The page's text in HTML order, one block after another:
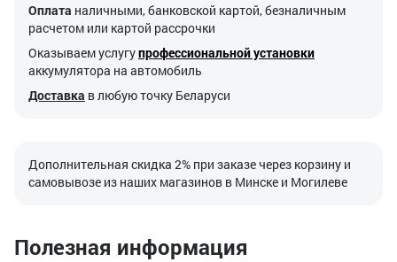
Оплата наличными, банковской картой, безналичным
расчетом или картой рассрочки
Оказываем услугупрофессиональной установки
аккумулятора на автомобиль
Доставка в любую точку Беларуси
Дополнительная скидка 2% при заказе через корзину и
самовывозе из наших магазинов в Минске и Могилеве
Полезная информация